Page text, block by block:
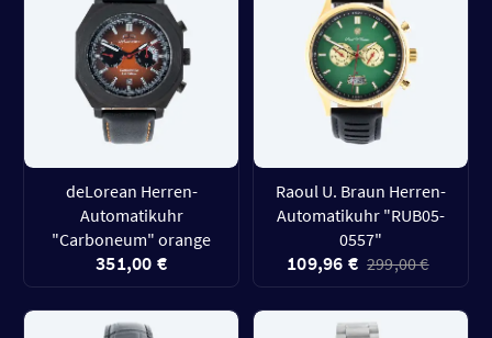
deLorean Herren-
Automatikuhr
"Carboneum" orange
351,00 €
Raoul U. Braun Herren-
Automatikuhr "RUB05-
0557"
109,96 € 299,00 €